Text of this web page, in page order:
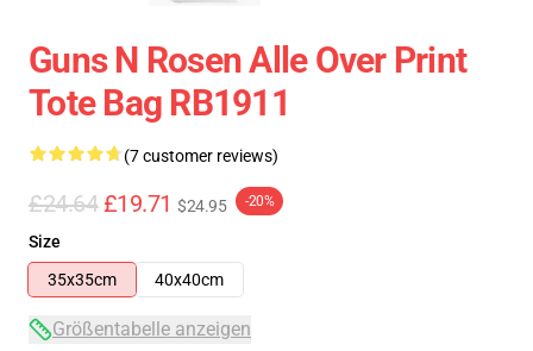
Guns N Rosen Alle Over Print
Tote Bag RB1911
(7 customer reviews)
£24.64 £19.71 $24.95 -20%
Size
35x35cm
40x40cm
Größentabelle anzeigen